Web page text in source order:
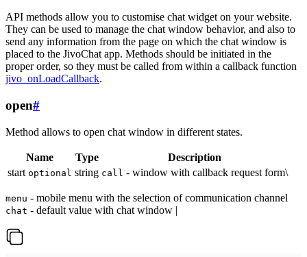
API methods allow you to customise chat widget on your website.
They can be used to manage the chat window behavior, and also to
send any information from the page on which the chat window is
placed to the JivoChat app. Methods should be initiated in the
proper order, so they must be called from within a callback function
jivo_onLoadCallback.
open#
Method allows to open chat window in different states.
Name Type
Description
start optional string call - window with callback request form\
menu - mobile menu with the selection of communication channel
chat - default value with chat window |